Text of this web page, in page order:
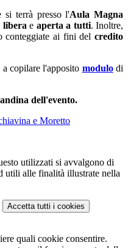
terrà presso l'Aula Magna
libera e aperta a tutti. Inoltre,
conteggiate ai fini del credito
copilare l'apposito modulodi
dell'evento.
utilizzati si avvalgono di
utili alle finalità illustrate nella
Accetta tutti i cookies
quali cookie consentire.